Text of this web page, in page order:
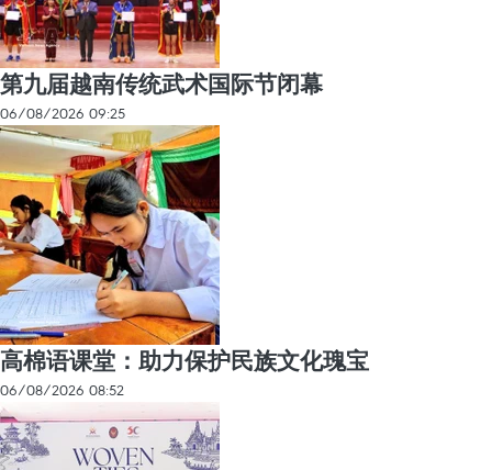
第九届越南传统武术国际节闭幕
06/08/2026 09:25
高棉语课堂：助力保护民族文化瑰宝
06/08/2026 08:52